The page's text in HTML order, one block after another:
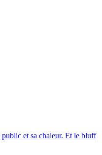
et sa chaleur. Et le bluff